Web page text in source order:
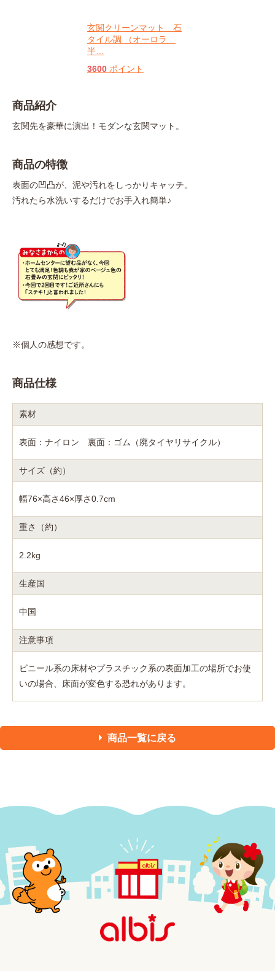
玄関クリーンマット 石
タイル調 （オーロラ
半
3600 ポイント
商品紹介
玄関先を豪華に演出！モダンな玄関マット。
商品の特徴
表面の凹凸が、泥や汚れをしっかりキャッチ。
汚れたら水洗いするだけでお手入れ簡単♪
※個人の感想です。
商品仕様
素材
表面：ナイロン 裏面：ゴム（廃タイヤリサイクル）
サイズ（約）
幅76×高さ46×厚さ0.7cm
重さ（約）
2.2kg
生産国
中国
注意事項
ビニール系の床材やプラスチック系の表面加工の場所でお使
いの場合、床面が変色する恐れがあります。
商品一覧に戻る